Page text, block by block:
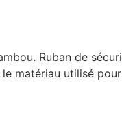
Ruban de
matériau utilisé